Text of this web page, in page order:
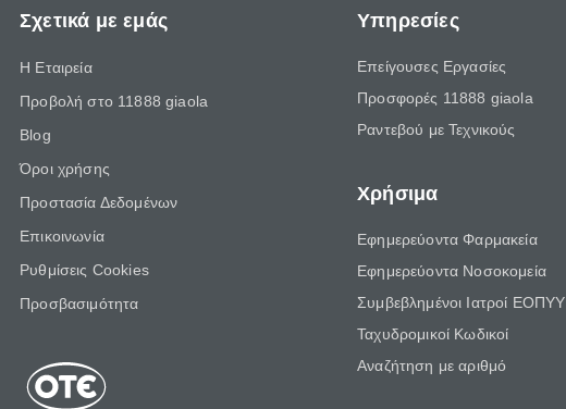
Σχετικά με εμάς
Η Εταιρεία
Προβολή στο 11888 giaola
Blog
Όροι χρήσης
Προστασία Δεδομένων
Επικοινωνία
Ρυθμίσεις Cookies
Προσβασιμότητα
Υπηρεσίες
Επείγουσες Εργασίες
Προσφορές 11888 giaola
Ραντεβού με Τεχνικούς
Χρήσιμα
Εφημερεύοντα Φαρμακεία
Εφημερεύοντα Νοσοκομεία
Συμβεβλημένοι Ιατροί ΕΟΠΥΥ
Ταχυδρομικοί Κωδικοί
Αναζήτηση με αριθμό